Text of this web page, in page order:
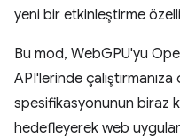
yeni bir etkinleştirme
Bu mod, WebGPU'yu
API'lerinde
spesifikasyonunun biraz
hedefleyerek web